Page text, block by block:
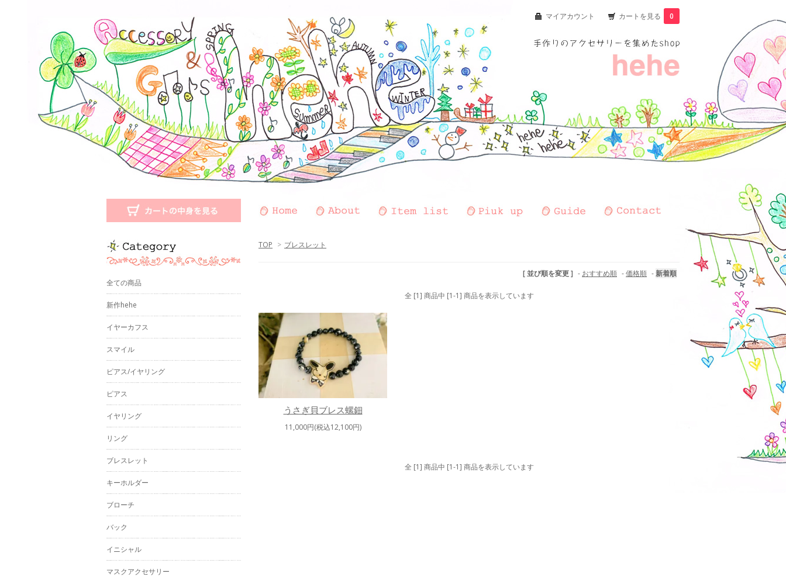
マイアカウント カートを見る 0
TOP > ブレスレット
[ 並び順を変更 ] - おすすめ順 -価格順 -新着順
全 [1] 商品中 [1-1] 商品を表示しています
うさぎ貝ブレス螺鈿
11,000円(税込12,100円)
全 [1] 商品中 [1-1] 商品を表示しています
全ての商品
新作hehe
イヤーカフス
スマイル
ピアス/イヤリング
ピアス
イヤリング
リング
ブレスレット
キーホルダー
ブローチ
バック
イニシャル
マスクアクセサリー